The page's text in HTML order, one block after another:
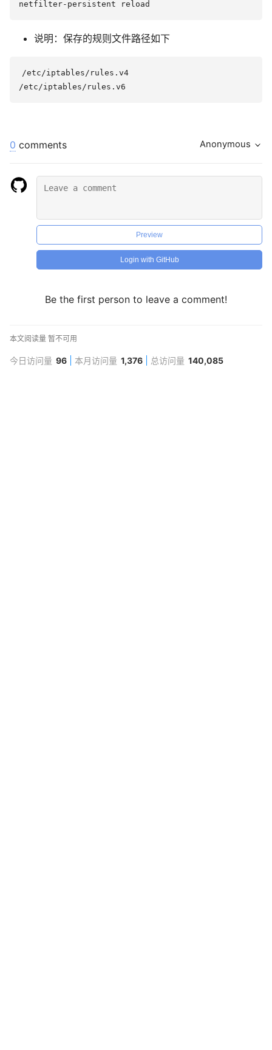
说明：保存的规则文件路径如下
/etc/iptables/rules.v4
0 comments Anonymous
Preview
Login with GitHub
Be the first person to leave a comment!
本文阅读量 暂不可用
今日访问量 96 本月访问量 1,376 总访问量 140,085